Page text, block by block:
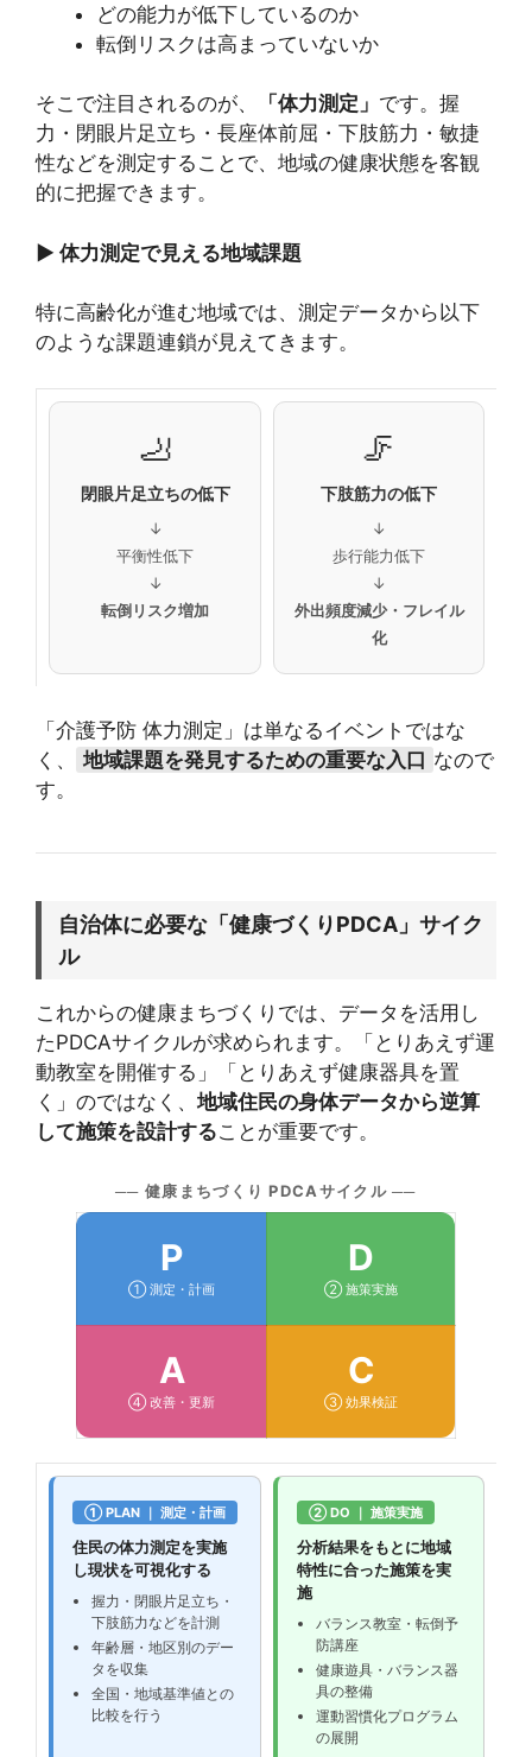
どの能力が低下しているのか
転倒リスクは高まっていないか
そこで注目されるのが、 「体力測定」 です。握
力・閉眼片足立ち・長座体前屈・下肢筋力・敏捷
性などを測定することで、地域の健康状態を客観
的に把握できます。
▶ 体力測定で見える地域課題
特に高齢化が進む地域では、測定データから以下
のような課題連鎖が見えてきます。
🦶
閉眼片足立ちの低下
↓
平衡性低下
↓
転倒リスク増加
🦵
下肢筋力の低下
↓
歩行能力低下
↓
外出頻度減少・フレイル
化
「介護予防 体力測定」は単なるイベントではな
く、
地域課題を発見するための重要な入口 なので
す。
自治体に必要な「健康づくりPDCA」サイク
ル
これからの健康まちづくりでは、データを活用し
たPDCAサイクルが求められます。「とりあえず運
動教室を開催する」「とりあえず健康器具を置
く」のではなく、 地域住民の身体データから逆算
して施策を設計することが重要です。
── 健康まちづくり PDCAサイクル ──
P
① 測定・計画
D
② 施策実施
A
④ 改善・更新
C
③ 効果検証
① PLAN ｜ 測定・計画
住民の体力測定を実施
し現状を可視化する
握力・閉眼片足立ち・
下肢筋力などを計測
年齢層・地区別のデー
タを収集
全国・地域基準値との
比較を行う
② DO ｜ 施策実施
分析結果をもとに地域
特性に合った施策を実
施
バランス教室・転倒予
防講座
健康遊具・バランス器
具の整備
運動習慣化プログラム
の展開